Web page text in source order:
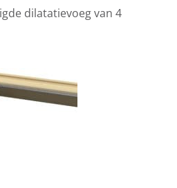
dilatatievoeg van 4